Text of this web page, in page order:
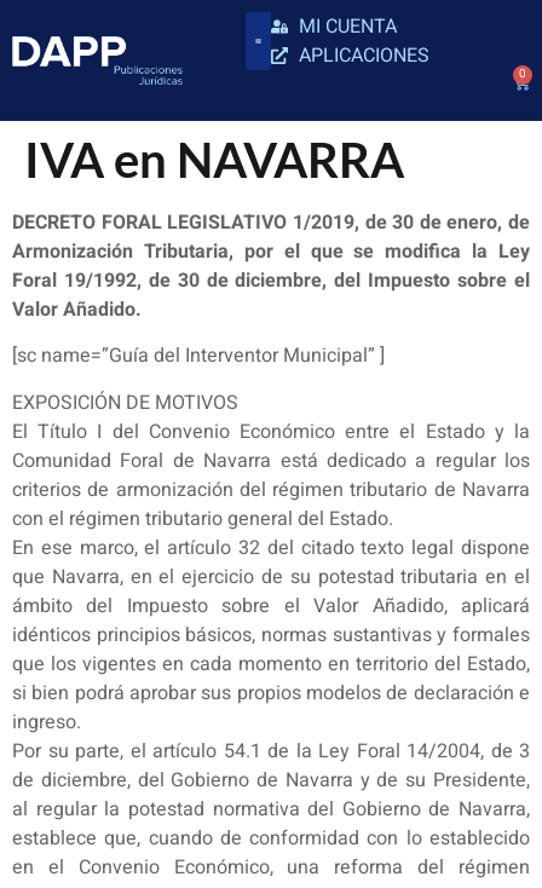
MI CUENTA
APLICACIONES
0
IVA en NAVARRA
DECRETO FORAL LEGISLATIVO 1/2019, de 30 de enero, de
Armonización Tributaria, por el que se modifica la Ley
Foral 19/1992, de 30 de diciembre, del Impuesto sobre el
Valor Añadido.
[sc name=”Guía del Interventor Municipal” ]
EXPOSICIÓN DE MOTIVOS
El Título I del Convenio Económico entre el Estado y la
Comunidad Foral de Navarra está dedicado a regular los
criterios de armonización del régimen tributario de Navarra
con el régimen tributario general del Estado.
En ese marco, el artículo 32 del citado texto legal dispone
que Navarra, en el ejercicio de su potestad tributaria en el
ámbito del Impuesto sobre el Valor Añadido, aplicará
idénticos principios básicos, normas sustantivas y formales
que los vigentes en cada momento en territorio del Estado,
si bien podrá aprobar sus propios modelos de declaración e
ingreso.
Por su parte, el artículo 54.1 de la Ley Foral 14/2004, de 3
de diciembre, del Gobierno de Navarra y de su Presidente,
al regular la potestad normativa del Gobierno de Navarra,
establece que, cuando de conformidad con lo establecido
en el Convenio Económico, una reforma del régimen